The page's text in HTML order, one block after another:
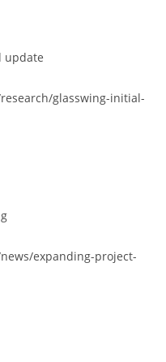
update
glasswing-initial-
expanding-project-